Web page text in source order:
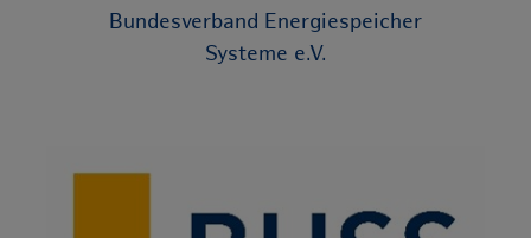
Bundesverband Energiespeicher
Systeme e.V.